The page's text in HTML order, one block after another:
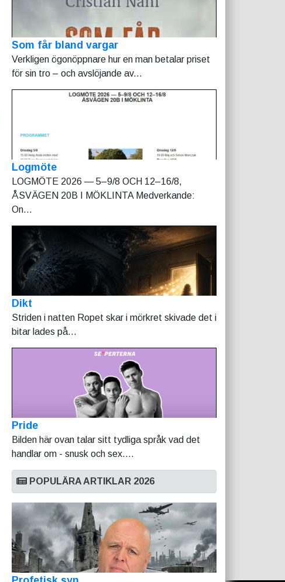
Som får bland vargar
Verkligen ögonöppnare hur en man betalar priset
för sin tro – och avslöjande av...
Logmöte
LOGMÖTE 2026 — 5–9/8 OCH 12–16/8,
ÅSVÄGEN 20B I MÖKLINTA Medverkande:
On...
Dikt
Striden i natten Ropet skar i mörkret skivade det i
bitar lades på...
Pride
Bilden här ovan talar sitt tydliga språk vad det
handlar om - snusk och sex....
POPULÄRA ARTIKLAR 2026